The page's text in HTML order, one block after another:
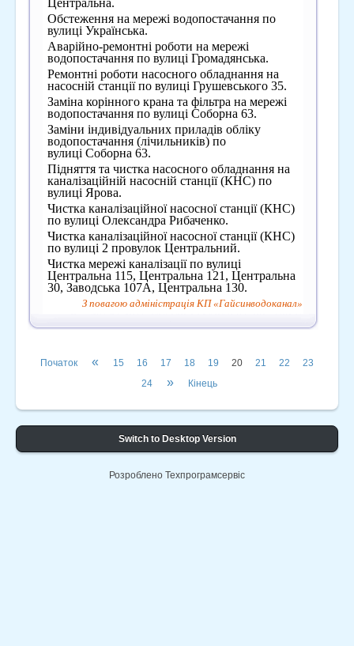
Центральна.
Обстеження на мережі водопостачання по
вулиці Українська.
Аварійно-ремонтні роботи на мережі
водопостачання по вулиці Громадянська.
Ремонтні роботи насосного обладнання на
насосній станції по вулиці Грушевського 35.
Заміна корінного крана та фільтра на мережі
водопостачання по вулиці Соборна 63.
Заміни індивідуальних приладів обліку
водопостачання (лічильників) по
вулиці Соборна 63.
Підняття та чистка насосного обладнання на
каналізаційній насосній станції (КНС) по
вулиці Ярова.
Чистка каналізаційної насосної станції (КНС)
по вулиці Олександра Рибаченко.
Чистка каналізаційної насосної станції (КНС)
по вулиці 2 провулок Центральний.
Чистка мережі каналізації по вулиці
Центральна 115, Центральна 121, Центральна
30, Заводська 107А, Центральна 130.
З повагою адміністрація КП «Гайсинводоканал»
Початок « 15 16 17 18 19 20 21 22
23
24
» Кінець
Switch to Desktop Version
Розроблено Техпрограмсервіс